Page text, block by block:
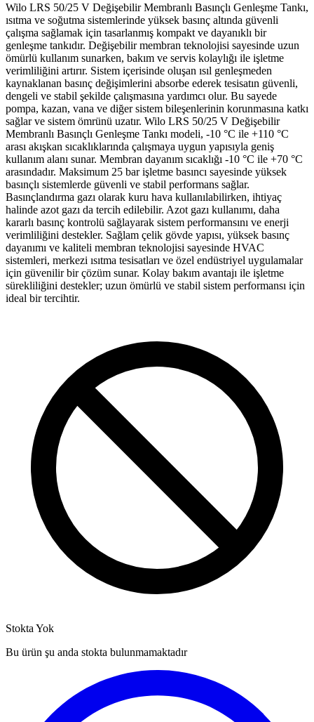
Wilo LRS 50/25 V Değişebilir Membranlı Basınçlı Genleşme Tankı,
ısıtma ve soğutma sistemlerinde yüksek basınç altında güvenli
çalışma sağlamak için tasarlanmış kompakt ve dayanıklı bir
genleşme tankıdır. Değişebilir membran teknolojisi sayesinde uzun
ömürlü kullanım sunarken, bakım ve servis kolaylığı ile işletme
verimliliğini artırır. Sistem içerisinde oluşan ısıl genleşmeden
kaynaklanan basınç değişimlerini absorbe ederek tesisatın güvenli,
dengeli ve stabil şekilde çalışmasına yardımcı olur. Bu sayede
pompa, kazan, vana ve diğer sistem bileşenlerinin korunmasına katkı
sağlar ve sistem ömrünü uzatır. Wilo LRS 50/25 V Değişebilir
Membranlı Basınçlı Genleşme Tankı modeli, -10 °C ile +110 °C
arası akışkan sıcaklıklarında çalışmaya uygun yapısıyla geniş
kullanım alanı sunar. Membran dayanım sıcaklığı -10 °C ile +70 °C
arasındadır. Maksimum 25 bar işletme basıncı sayesinde yüksek
basınçlı sistemlerde güvenli ve stabil performans sağlar.
Basınçlandırma gazı olarak kuru hava kullanılabilirken, ihtiyaç
halinde azot gazı da tercih edilebilir. Azot gazı kullanımı, daha
kararlı basınç kontrolü sağlayarak sistem performansını ve enerji
verimliliğini destekler. Sağlam çelik gövde yapısı, yüksek basınç
dayanımı ve kaliteli membran teknolojisi sayesinde HVAC
sistemleri, merkezi ısıtma tesisatları ve özel endüstriyel uygulamalar
için güvenilir bir çözüm sunar. Kolay bakım avantajı ile işletme
sürekliliğini destekler; uzun ömürlü ve stabil sistem performansı için
ideal bir tercihtir.
Stokta Yok
Bu ürün şu anda stokta bulunmamaktadır